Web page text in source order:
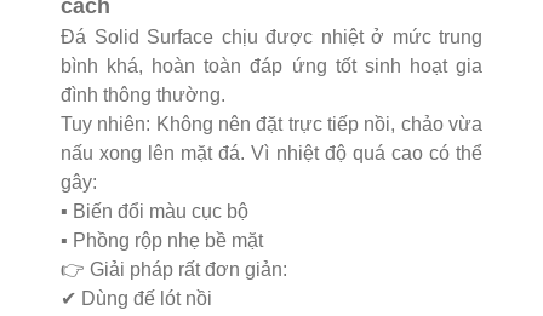
cách
Đá Solid Surface chịu được nhiệt ở mức trung
bình khá, hoàn toàn đáp ứng tốt sinh hoạt gia
đình thông thường.
Tuy nhiên: Không nên đặt trực tiếp nồi, chảo vừa
nấu xong lên mặt đá. Vì nhiệt độ quá cao có thể
gây:
▪️ Biến đổi màu cục bộ
▪️ Phồng rộp nhẹ bề mặt
👉 Giải pháp rất đơn giản:
✔ Dùng đế lót nồi